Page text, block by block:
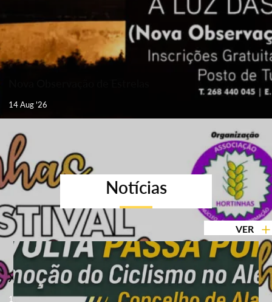
14 Aug '26
XVII Festival Dionísio Bandalhinho
14 - 16 Aug '26
Notícias
VER